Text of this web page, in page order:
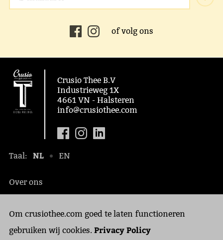
of volg ons
Om crusiothee.com goed te laten functioneren
gebruiken wij cookies. Privacy Policy
Crusio Thee B.V
Industrieweg 1X
4661 VN - Halsteren
info@crusiothee.com
Taal: NL EN
Over ons
Contact
Privacy Policy